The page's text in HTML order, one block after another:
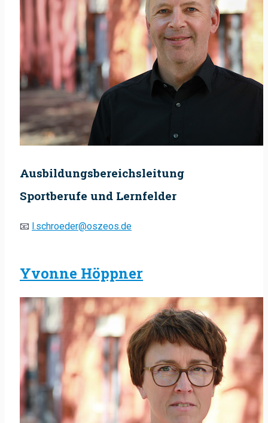
Ausbildungsbereichsleitung
Sportberufe und Lernfelder
📧 l.schroeder@oszeos.de
Yvonne Höppner